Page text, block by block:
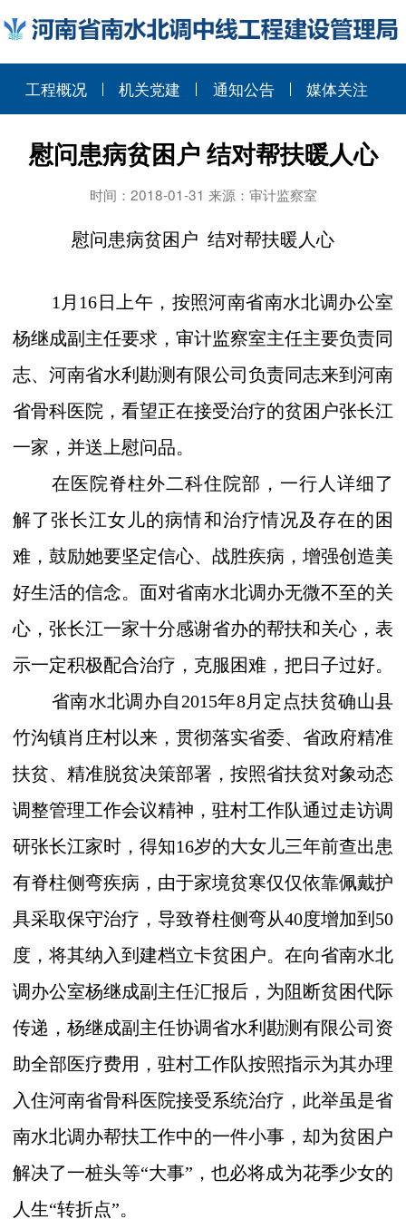
工程概况 机关党建 通知公告 媒体关注
慰问患病贫困户 结对帮扶暖人心
时间：2018-01-31 来源：审计监察室
慰问患病贫困户 结对帮扶暖人心
1 月 16 日上午，按照河南省南水北调办公室
杨继成副主任要求，审计监察室主任主要负责同
志、河南省水利勘测有限公司负责同志来到河南
省骨科医院，看望正在接受治疗的贫困户张长江
一家，并送上慰问品。
在医院脊柱外二科住院部，一行人详细了
解了张长江女儿的病情和治疗情况及存在的困
难，鼓励她要坚定信心、战胜疾病，增强创造美
好生活的信念。面对省南水北调办无微不至的关
心，张长江一家十分感谢省办的帮扶和关心，表
示一定积极配合治疗，克服困难，把日子过好。
省南水北调办自 2015年8月定点扶贫确山县
竹沟镇肖庄村以来，贯彻落实省委、省政府精准
扶贫、精准脱贫决策部署，按照省扶贫对象动态
调整管理工作会议精神，驻村工作队通过走访调
研张长江家时，得知16岁的大女儿三年前查出患
有脊柱侧弯疾病，由于家境贫寒仅仅依靠佩戴护
具采取保守治疗，导致脊柱侧弯从40度增加到 50
度，将其纳入到建档立卡贫困户。在向省南水北
调办公室杨继成副主任汇报后，为阻断贫困代际
传递，杨继成副主任协调省水利勘测有限公司资
助全部医疗费用，驻村工作队按照指示为其办理
入住河南省骨科医院接受系统治疗，此举虽是省
南水北调办帮扶工作中的一件小事，却为贫困户
解决了一桩头等“大事”，也必将成为花季少女的
人生“转折点”。